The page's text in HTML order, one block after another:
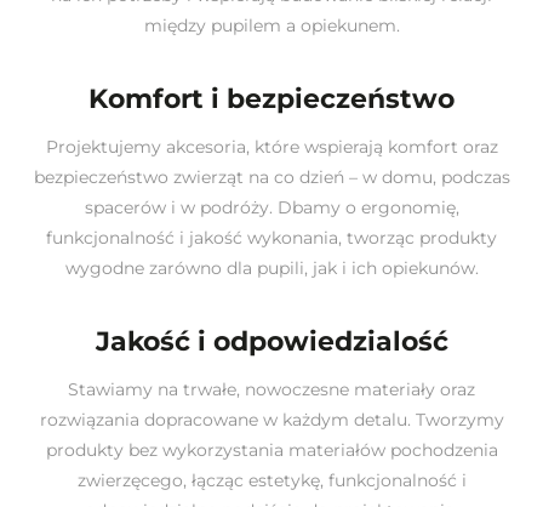
między pupilem a opiekunem.
Komfort i bezpieczeństwo
Projektujemy akcesoria, które wspierają komfort oraz
bezpieczeństwo zwierząt na co dzień – w domu, podczas
spacerów i w podróży. Dbamy o ergonomię,
funkcjonalność i jakość wykonania, tworząc produkty
wygodne zarówno dla pupili, jak i ich opiekunów.
Jakość i odpowiedzialość
Stawiamy na trwałe, nowoczesne materiały oraz
rozwiązania dopracowane w każdym detalu. Tworzymy
produkty bez wykorzystania materiałów pochodzenia
zwierzęcego, łącząc estetykę, funkcjonalność i